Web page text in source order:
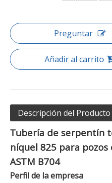
Preguntar
Añadir al carrito
Descripción del Producto
Tubería de serpentín
níquel 825 para
ASTM B704
Perfil de la empresa